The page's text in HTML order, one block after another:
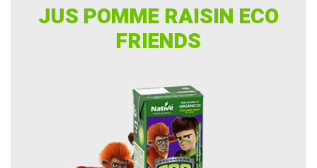
JUS POMME RAISIN ECO
FRIENDS